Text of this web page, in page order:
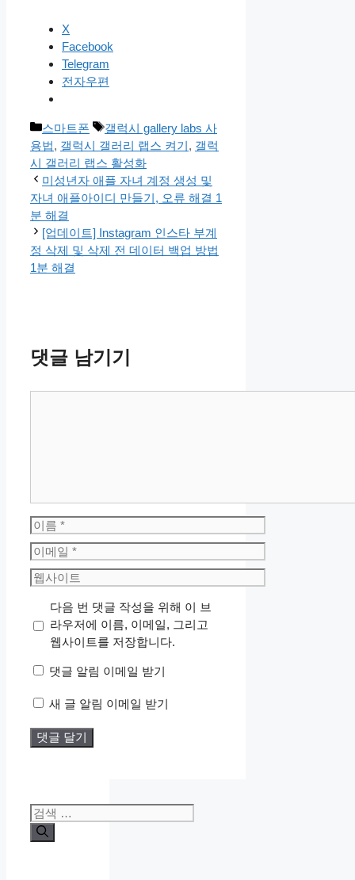
X
Facebook
Telegram
전자우편
카
테
고
리
스마트폰
태
그
갤럭시 gallery labs 사
용법, 갤럭시 갤러리 랩스 켜기, 갤럭
시 갤러리 랩스 활성화
미성년자 애플 자녀 계정 생성 및
자녀 애플아이디 만들기, 오류 해결 1
분 해결
[업데이트] Instagram 인스타 부계
정 삭제 및 삭제 전 데이터 백업 방법
1분 해결
댓글 남기기
이
름
이
메
일
웹
트
다음 번 댓글 작성을 위해 이 브
라우저에 이름, 이메일, 그리고
웹사이트를 저장합니다.
댓글 알림 이메일 받기
새 글 알림 이메일 받기
검
색: